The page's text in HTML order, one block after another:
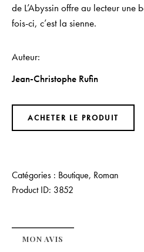
de L’Abyssin offre au lecteur une
fois-ci, c’est la sienne.
Auteur
Jean-Christophe Rufin
ACHETER LE PRODUIT
Catégories : Boutique, Roman
Product ID: 3852
MON AVIS